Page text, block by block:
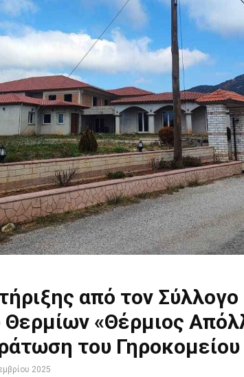
από τον Σύλλογο
«Θέρμιος
του Γηροκομείου
2025